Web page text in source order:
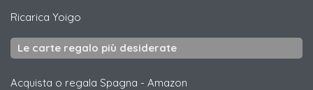
Ricarica Yoigo
Le carte regalo più desiderate
Acquista o regala Spagna - Amazon